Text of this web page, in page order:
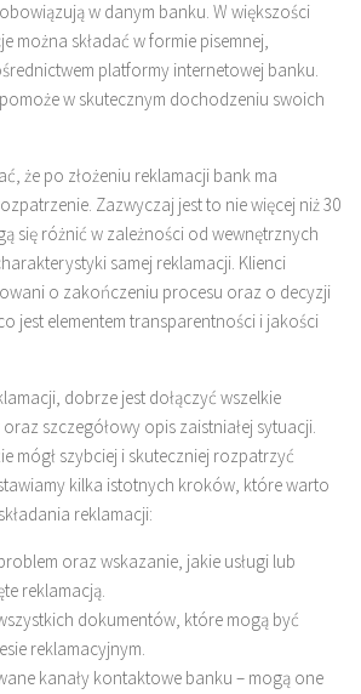
w danym banku. W większości
można składać w formie pisemnej,
platformy internetowej banku.
w skutecznym dochodzeniu swoich
że po złożeniu reklamacji bank ma
Zazwyczaj jest to nie więcej niż 30
się różnić w zależności od wewnętrznych
samej reklamacji. Klienci
o zakończeniu procesu oraz o decyzji
jest elementem transparentności i jakości
dobrze jest dołączyć wszelkie
szczegółowy opis zaistniałej sytuacji.
mógł szybciej i skuteczniej rozpatrzyć
kilka istotnych kroków, które warto
reklamacji:
oraz wskazanie, jakie usługi lub
reklamacją.
dokumentów, które mogą być
reklamacyjnym.
kanały kontaktowe banku – mogą one